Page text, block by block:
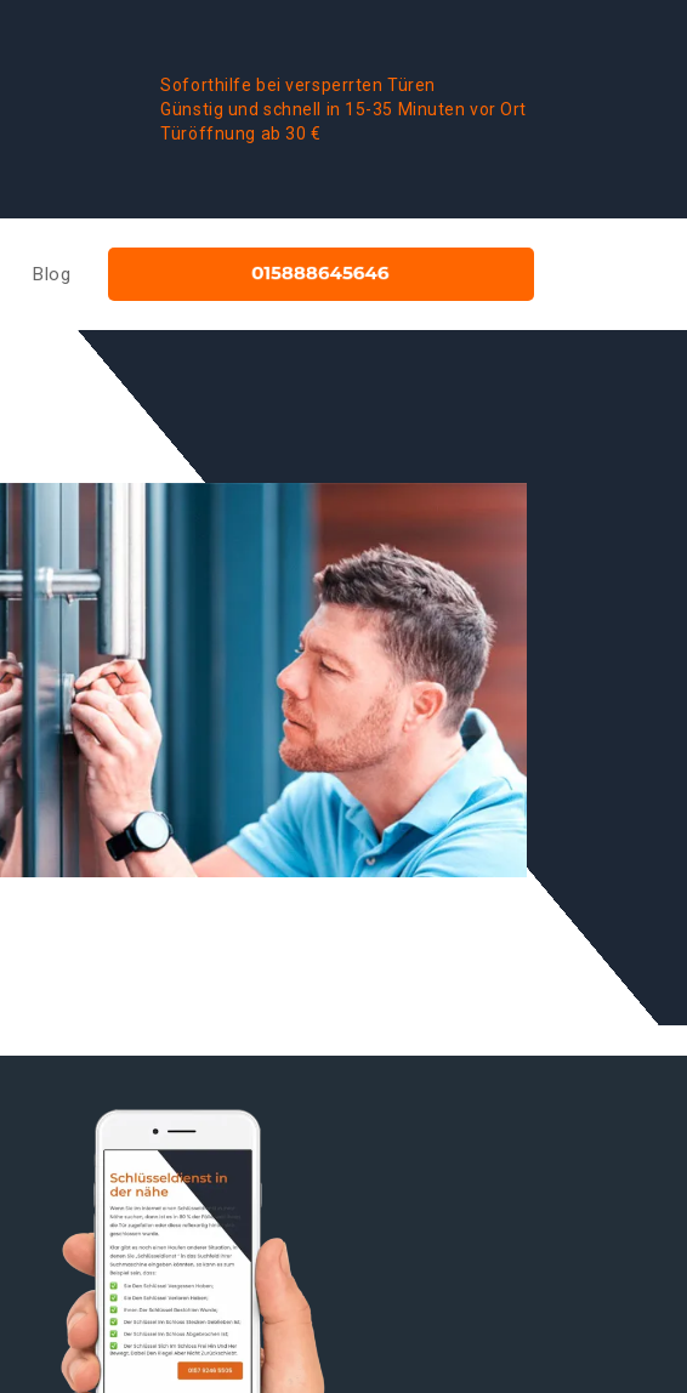
Soforthilfe bei versperrten Türen
Günstig und schnell in 15-35 Minuten vor Ort
Türöffnung ab 30 €
Blog